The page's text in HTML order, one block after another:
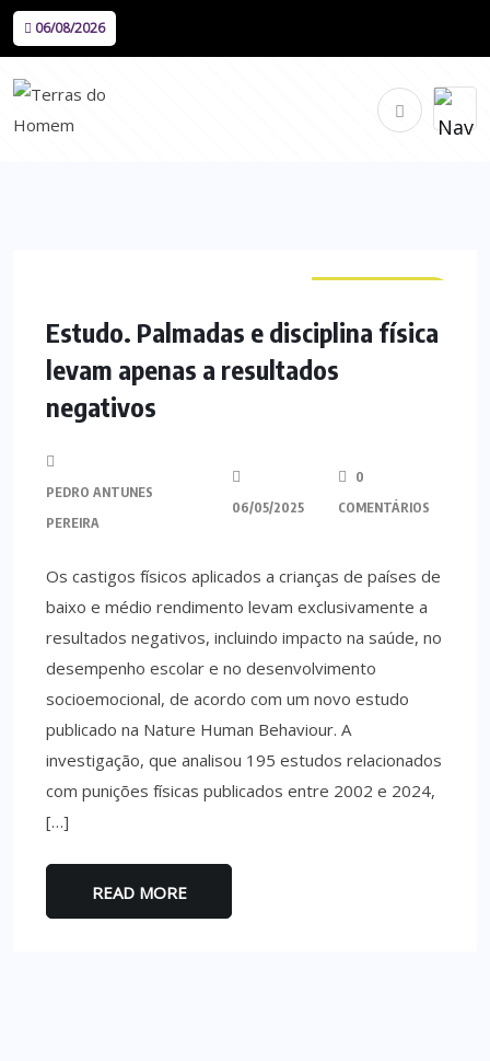
06/08/2026
Estudo. Palmadas e disciplina física
levam apenas a resultados
negativos
PEDRO ANTUNES
PEREIRA
06/05/2025
0
COMENTÁRIOS
Os castigos físicos aplicados a crianças de países de
baixo e médio rendimento levam exclusivamente a
resultados negativos, incluindo impacto na saúde, no
desempenho escolar e no desenvolvimento
socioemocional, de acordo com um novo estudo
publicado na Nature Human Behaviour. A
investigação, que analisou 195 estudos relacionados
com punições físicas publicados entre 2002 e 2024,
[…]
READ MORE